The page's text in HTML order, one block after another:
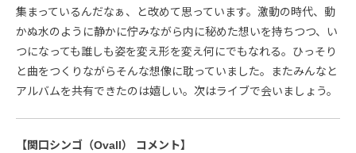
集まっているんだなぁ、と改めて思っています。激動の時代、動
かぬ水のように静かに佇みながら内に秘めた想いを持ちつつ、い
つになっても誰しも姿を変え形を変え何にでもなれる。ひっそり
と曲をつくりながらそんな想像に耽っていました。またみんなと
アルバムを共有できたのは嬉しい。次はライブで会いましょう。
【関口シンゴ（Ovall） コメント】